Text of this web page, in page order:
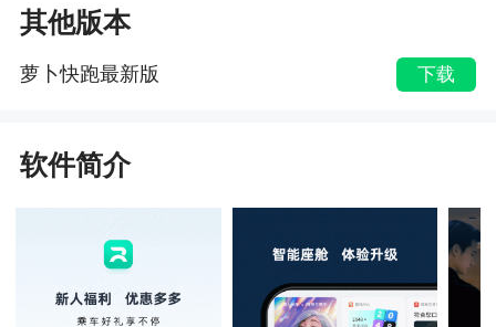
其他版本
萝卜快跑最新版 下载
软件简介